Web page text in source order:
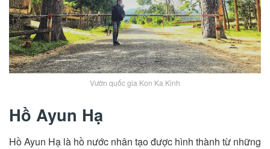
Vườn quốc gia Kon Ka Kinh
Hồ Ayun Hạ
Hồ Ayun Hạ là hồ nước nhân tạo được hình thành từ những